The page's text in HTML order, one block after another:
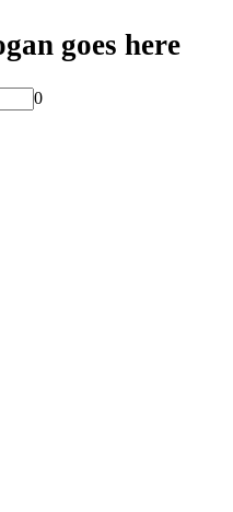
goes here
0